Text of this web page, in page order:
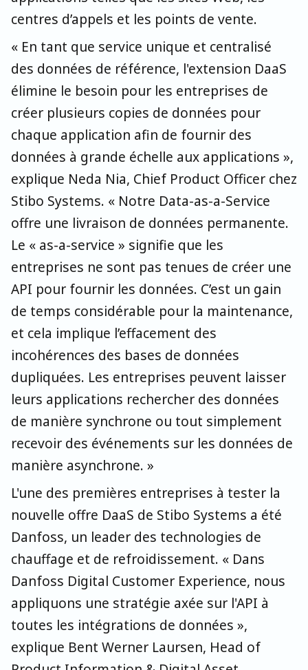
centres d’appels et les points de vente.
« En tant que service unique et centralisé
des données de référence, l'extension DaaS
élimine le besoin pour les entreprises de
créer plusieurs copies de données pour
chaque application afin de fournir des
données à grande échelle aux applications »,
explique Neda Nia, Chief Product Officer chez
Stibo Systems. « Notre Data-as-a-Service
offre une livraison de données permanente.
Le « as-a-service » signifie que les
entreprises ne sont pas tenues de créer une
API pour fournir les données. C’est un gain
de temps considérable pour la maintenance,
et cela implique l’effacement des
incohérences des bases de données
dupliquées. Les entreprises peuvent laisser
leurs applications rechercher des données
de manière synchrone ou tout simplement
recevoir des événements sur les données de
manière asynchrone. »
L'une des premières entreprises à tester la
nouvelle offre DaaS de Stibo Systems a été
Danfoss, un leader des technologies de
chauffage et de refroidissement. « Dans
Danfoss Digital Customer Experience, nous
appliquons une stratégie axée sur l'API à
toutes les intégrations de données »,
explique Bent Werner Laursen, Head of